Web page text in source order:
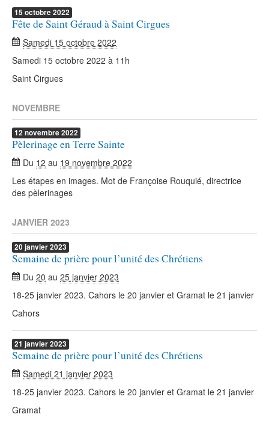
15 octobre2022
Fête de Saint Géraud à Saint Cirgues
Samedi 15 octobre 2022
Samedi 15 octobre 2022 à 11h
Saint Cirgues
NOVEMBRE
12 novembre2022
Pèlerinage en Terre Sainte
Du 12 au 19 novembre 2022
Les étapes en images. Mot de Françoise Rouquié, directrice
des pèlerinages
JANVIER 2023
20 janvier2023
Semaine de prière pour l’unité des Chrétiens
Du 20 au 25 janvier 2023
18-25 janvier 2023. Cahors le 20 janvier et Gramat le 21 janvier
Cahors
21 janvier2023
Semaine de prière pour l’unité des Chrétiens
Samedi 21 janvier 2023
18-25 janvier 2023. Cahors le 20 janvier et Gramat le 21 janvier
Gramat